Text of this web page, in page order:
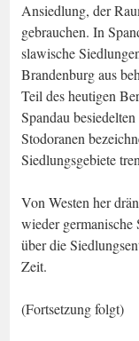
Ansiedlung, der
gebrauchen. In
slawische
Brandenburg aus
Teil des heutigen
Spandau
Stodoranen
Siedlungsgebiete
Von Westen her
wieder
über die
Zeit.
(Fortsetzung folgt)